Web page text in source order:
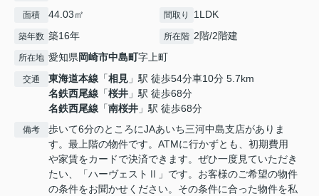
面積 44.03㎡ 間取り 1LDK
築年数 築16年 所在階 2階/2階建
所在地 愛知県岡崎市中島町字上町
交通 東海道本線 「相見 」駅 徒歩54分車10分 5.7km
名鉄西尾線 「桜井 」駅 徒歩68分
名鉄西尾線 「南桜井 」駅 徒歩68分
備考
歩いて6分のところにJAあいち三河中島支店がありま
す。最上階の物件です。ATMに行かずとも、初期費用
や家賃をカードで決済できます。ぜひ一度見ていただき
たい、「ハーヴェストⅡ」です。お客様のご希望の物件
の条件をお聞かせください。その条件に合った物件を私